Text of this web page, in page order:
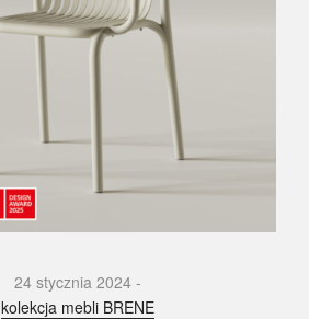
24 stycznia 2024
kolekcja mebli BRENE